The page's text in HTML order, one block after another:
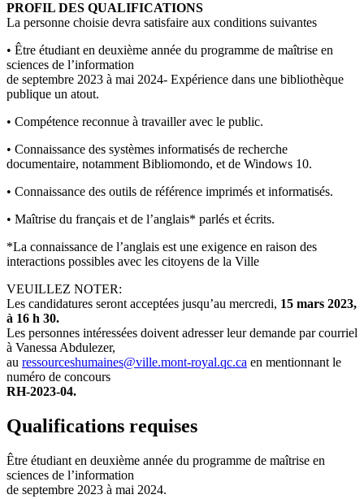
PROFIL DES QUALIFICATIONS
La personne choisie devra satisfaire aux conditions suivantes
• Être étudiant en deuxième année du programme de maîtrise en
sciences de l’information
de septembre 2023 à mai 2024- Expérience dans une bibliothèque
publique un atout.
• Compétence reconnue à travailler avec le public.
• Connaissance des systèmes informatisés de recherche
documentaire, notamment Bibliomondo, et de Windows 10.
• Connaissance des outils de référence imprimés et informatisés.
• Maîtrise du français et de l’anglais* parlés et écrits.
*La connaissance de l’anglais est une exigence en raison des
interactions possibles avec les citoyens de la Ville
VEUILLEZ NOTER:
Les candidatures seront acceptées jusqu’au mercredi, 15 mars 2023,
à 16 h 30.
Les personnes intéressées doivent adresser leur demande par courriel
à Vanessa Abdulezer,
au ressourceshumaines@ville.mont-royal.qc.ca en mentionnant le
numéro de concours
RH-2023-04.
Qualifications requises
Être étudiant en deuxième année du programme de maîtrise en
sciences de l’information
de septembre 2023 à mai 2024.